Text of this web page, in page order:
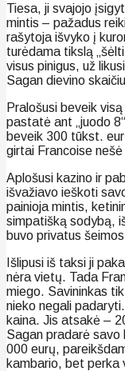
Tiesa, ji svajojo
mintis – pažadus
rašytoja išvyko į
turėdama tikslą
visus pinigus, už
Sagan dievino
Pralošusi beveik
pastatė ant „juodo
beveik 300 tūkst.
girtai Francoise
Aplošusi kazino ir
išvažiavo ieškoti
painioja mintis,
simpatišką sodybą,
buvo privatus
Išlipusi iš taksi ji
nėra vietų. Tada
miego. Savininkas
nieko negali
kaina. Jis atsakė –
Sagan pradarė
000 eurų,
kambario, bet perka